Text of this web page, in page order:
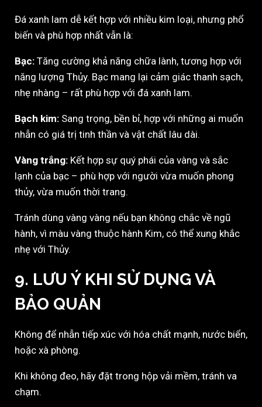
Đá xanh lam dễ kết hợp với nhiều kim loại, nhưng phổ
biến và phù hợp nhất vẫn là:
Bạc: Tăng cường khả năng chữa lành, tương hợp với
năng lượng Thủy. Bạc mang lại cảm giác thanh sạch,
nhẹ nhàng – rất phù hợp với đá xanh lam.
Bạch kim: Sang trọng, bền bỉ, hợp với những ai muốn
nhẫn có giá trị tinh thần và vật chất lâu dài.
Vàng trắng: Kết hợp sự quý phái của vàng và sắc
lạnh của bạc – phù hợp với người vừa muốn phong
thủy, vừa muốn thời trang.
Tránh dùng vàng vàng nếu bạn không chắc về ngũ
hành, vì màu vàng thuộc hành Kim, có thể xung khắc
nhẹ với Thủy.
9. LƯU Ý KHI SỬ DỤNG VÀ
BẢO QUẢN
Không để nhẫn tiếp xúc với hóa chất mạnh, nước biển,
hoặc xà phòng.
Khi không đeo, hãy đặt trong hộp vải mềm, tránh va
chạm.